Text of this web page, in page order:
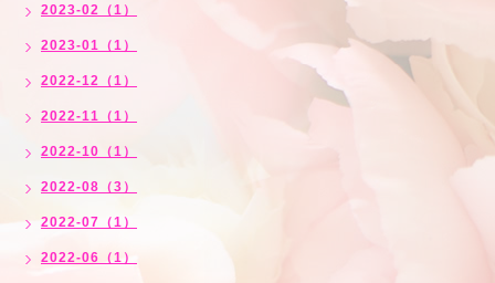
2023-02（1）
2023-01（1）
2022-12（1）
2022-11（1）
2022-10（1）
2022-08（3）
2022-07（1）
2022-06（1）